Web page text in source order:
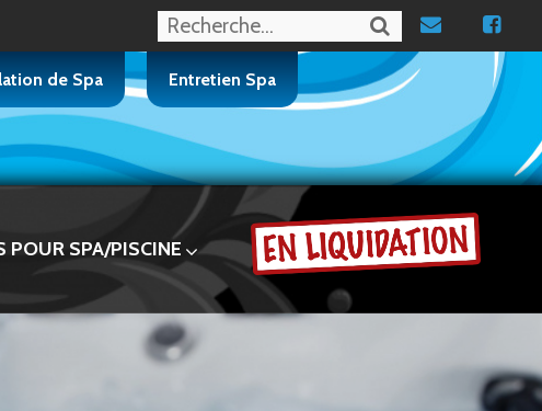
de Spa Entretien Spa
POUR SPA/PISCINE